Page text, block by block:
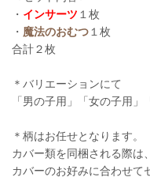
・ インサーツ １枚
・ 魔法のおむつ １枚
合計２枚
＊バリエーションにて
「男の子用」「女の子用」
＊柄はお任せとなります。
カバー類を同梱される際は、
カバーのお好みに合わせて